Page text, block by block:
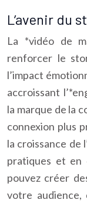
L’avenir du
La *vidéo de
renforcer le
l’impact
accroissant
la marque de la
connexion plus
la croissance de
pratiques et en
pouvez créer
votre audience,